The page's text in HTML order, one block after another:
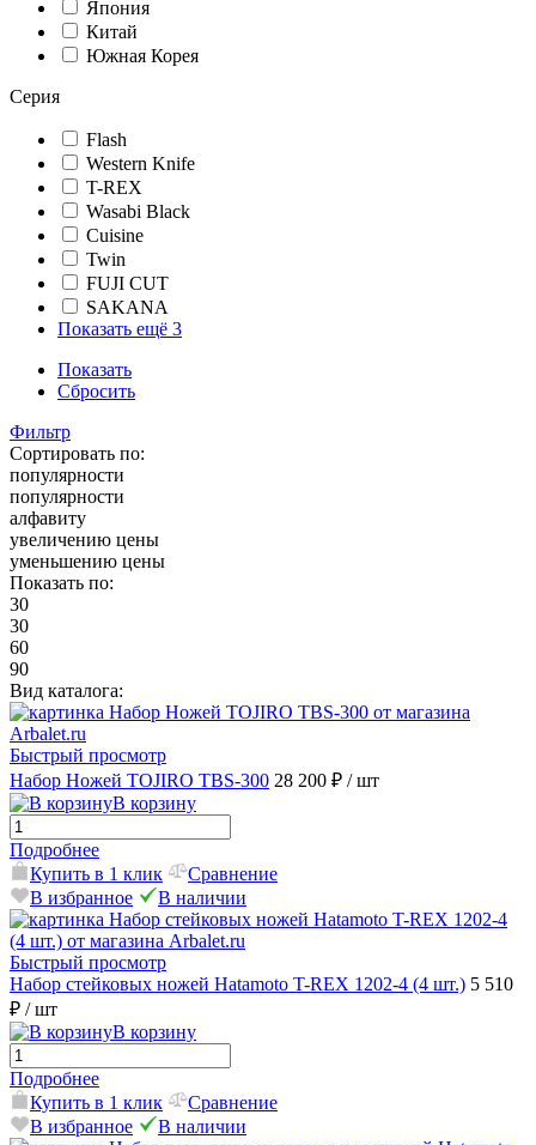
Япония
Китай
Южная Корея
Серия
Flash
Western Knife
T-REX
Wasabi Black
Cuisine
Twin
FUJI CUT
SAKANA
Показать ещё 3
Показать
Сбросить
Фильтр
Сортировать по:
популярности
популярности
алфавиту
увеличению цены
уменьшению цены
Показать по:
30
30
60
90
Вид каталога:
Быстрый просмотр
Набор Ножей TOJIRO TBS-300 28 200 ₽ / шт
В корзину
Подробнее
Купить в 1 клик
Сравнение
В избранное
В наличии
Быстрый просмотр
Набор стейковых ножей Hatamoto T-REX 1202-4 (4 шт.) 5 510
₽ / шт
В корзину
Подробнее
Купить в 1 клик
Сравнение
В избранное
В наличии